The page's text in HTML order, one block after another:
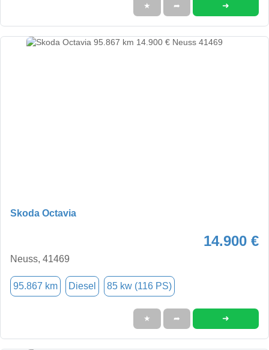
★ ➦ ➜
Skoda Octavia
14.900 €
Neuss, 41469
95.867 km Diesel 85 kw (116 PS)
★ ➦ ➜